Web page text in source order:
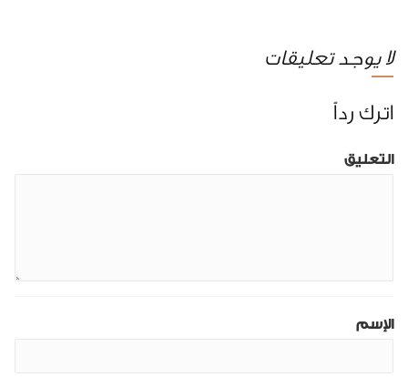
لا يوجد تعليقات
اترك رداً
التعليق
الإسم